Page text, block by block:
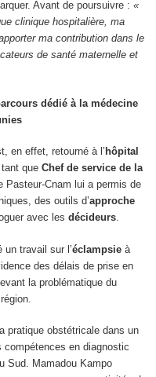
Avant de poursuivre : «
clinique hospitalière, ma
ma contribution dans le
de santé maternelle et
dédié à la médecine
en effet, retourné à l’hôpital
que Chef de service de la
Pasteur-Cnam lui a permis de
des outils d’approche
avec les décideurs.
un travail sur l’éclampsieà
des délais de prise en
la problématique du
pratique obstétricale dans un
compétences en diagnostic
Sud. Mamadou Kampo